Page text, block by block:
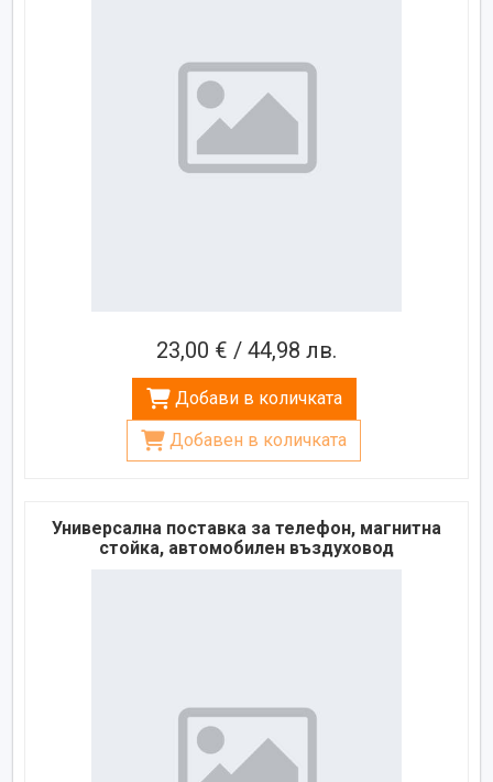
23,00 € / 44,98 лв.
Добави в количката
Добавен в количката
Универсална поставка за телефон, магнитна
стойка, автомобилен въздуховод